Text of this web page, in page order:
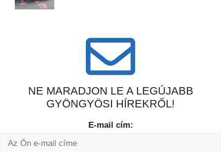
NE MARADJON LE A LEGÚJABB
GYÖNGYÖSI HÍREKRŐL!
E-mail cím: